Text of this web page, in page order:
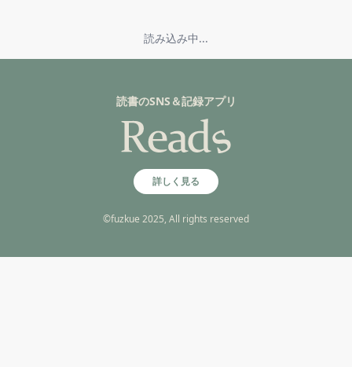
読み込み中...
読書のSNS＆記録アプリ
詳しく見る
©fuzkue 2025, All rights reserved